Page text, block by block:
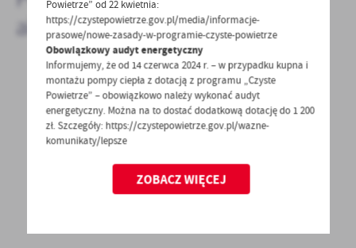
aktualności
16 - 02 - 2026
Nowoczesna edukacja w naszej gminie-
kolejna umowa o dofinansowanie podpisana!
13 lutego 2026r. zakończono podpisywanie
umowy o dofinansowanie projektu: Projekt:
Powietrze” od 22 kwietnia:
https://czystepowietrze.gov.pl/media/informacje-
prasowe/nowe-zasady-w-programie-czyste-powietrze
Obowiązkowy audyt energetyczny
Informujemy, że od 14 czerwca 2024 r. – w przypadku kupna i
montażu pompy ciepła z dotacją z programu „Czyste
Powietrze” – obowiązkowo należy wykonać audyt
energetyczny. Można na to dostać dodatkową dotację do 1 200
zł. Szczegóły: https://czystepowietrze.gov.pl/wazne-
komunikaty/lepsze
ZOBACZ WIĘCEJ